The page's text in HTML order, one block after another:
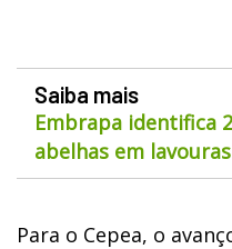
Saiba mais
Embrapa identifica
abelhas em
Para o Cepea, o